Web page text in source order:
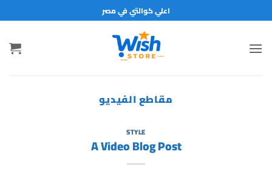
للمحتوى
اعلي كوالتي في مصر
مقاطع الفيديو
STYLE
A Video Blog Post